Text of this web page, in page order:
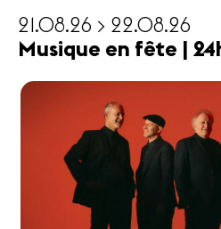
21.08.26 > 22.08.26
Musique en fête |